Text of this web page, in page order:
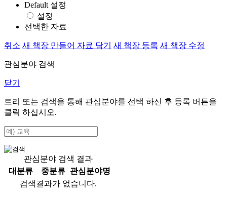
Default 설정
설정
선택한 자료
취소 새 책장 만들어 자료 담기 새 책장 등록 새 책장 수정
관심분야 검색
닫기
트리 또는 검색을 통해 관심분야를 선택 하신 후 등록 버튼을
클릭 하십시오.
관심분야 검색 결과
대분류
중분류
관심분야명
검색결과가 없습니다.